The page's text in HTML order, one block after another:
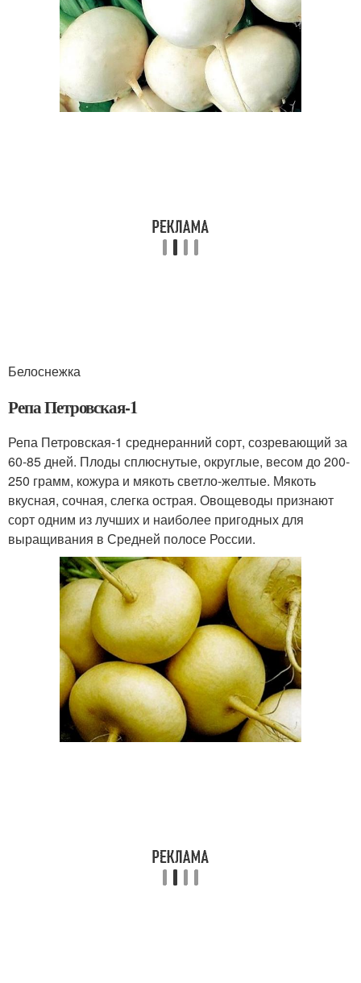
Белоснежка
Репа Петровская-1
Репа Петровская-1 среднеранний сорт, созревающий за
60-85 дней. Плоды сплюснутые, округлые, весом до 200-
250 грамм, кожура и мякоть светло-желтые. Мякоть
вкусная, сочная, слегка острая. Овощеводы признают
сорт одним из лучших и наиболее пригодных для
выращивания в Средней полосе России.